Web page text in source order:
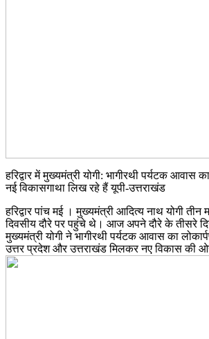
हरिद्वार में मुख्यमंत्री योगी: भागीरथी पर्यटक आवास
नई विकासगाथा लिख रहे हैं यूपी-उत्तराखंड
हरिद्वार पांच मई । मुख्यमंत्री आदित्य नाथ योगी
दिवसीय दौरे पर पहुंचे थे। आज अपने दौरे के तीसरे दिन
मुख्यमंत्री योगी ने भागीरथी पर्यटक आवास का
उत्तर प्रदेश और उत्तराखंड मिलकर नए विकास की